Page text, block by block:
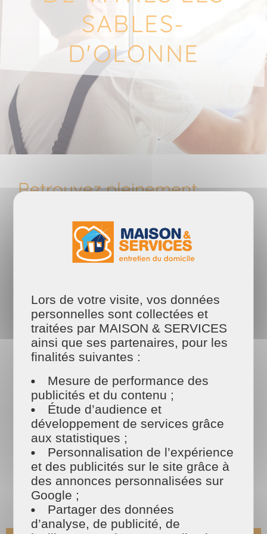
SABLES-
D'OLONNE
Retrouvez pleinement
votre intérieur
Sables-d'Olonne, qui leur redonnera brillance et
éclat.
Les tarifs
MAISON ET SERVICES
Lors de votre visite, vos données
personnelles sont collectées et
traitées par MAISON & SERVICES
ainsi que ses partenaires, pour les
finalités suivantes :
Mesure de performance des
publicités et du contenu ;
Étude d’audience et
développement de services grâce
aux statistiques ;
Personnalisation de l’expérience
et des publicités sur le site grâce à
des annonces personnalisées sur
Google ;
Partager des données
d’analyse, de publicité, de